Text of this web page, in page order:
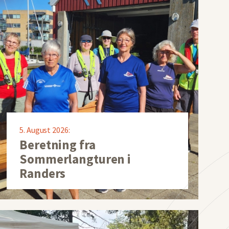
5. August 2026:
Beretning fra
Sommerlangturen i
Randers